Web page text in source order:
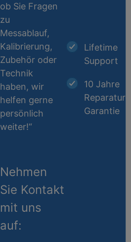
ob Sie Fragen
zu
Messablauf,
Kalibrierung,
Zubehör oder
Technik
haben, wir
helfen gerne
persönlich
weiter!“
Nehmen
Sie Kontakt
mit uns
auf:
Lifetime
Support
10 Jahre
Reparatur-
Garantie